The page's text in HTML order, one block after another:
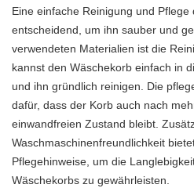
Eine einfache Reinigung und
entscheidend, um ihn sauber und
verwendeten Materialien ist die
kannst den Wäschekorb einfach in
und ihn gründlich reinigen. Die
dafür, dass der Korb auch nach
einwandfreien Zustand bleibt.
Waschmaschinenfreundlichkeit
Pflegehinweise, um die
Wäschekorbs zu gewährleisten.